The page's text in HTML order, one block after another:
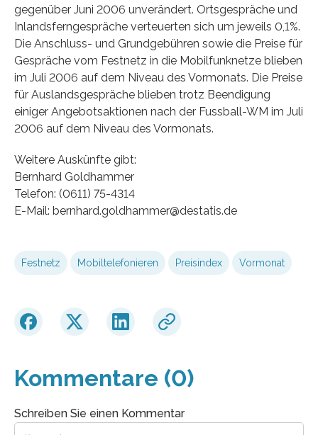
gegenüber Juni 2006 unverändert. Ortsgespräche und
Inlandsferngespräche verteuerten sich um jeweils 0,1%.
Die Anschluss- und Grundgebühren sowie die Preise für
Gespräche vom Festnetz in die Mobilfunknetze blieben
im Juli 2006 auf dem Niveau des Vormonats. Die Preise
für Auslandsgespräche blieben trotz Beendigung
einiger Angebotsaktionen nach der Fussball-WM im Juli
2006 auf dem Niveau des Vormonats.
Weitere Auskünfte gibt:
Bernhard Goldhammer
Telefon: (0611) 75-4314
E-Mail: bernhard.goldhammer@destatis.de
Festnetz Mobiltelefonieren Preisindex Vormonat
Kommentare (0)
Schreiben Sie einen Kommentar